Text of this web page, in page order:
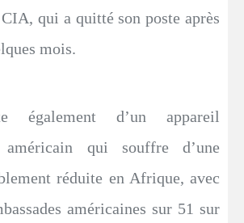
qui a quitté son poste après
mois.
également d’un appareil
américain qui souffre d’une
réduite en Afrique, avec
américaines sur 51 sur